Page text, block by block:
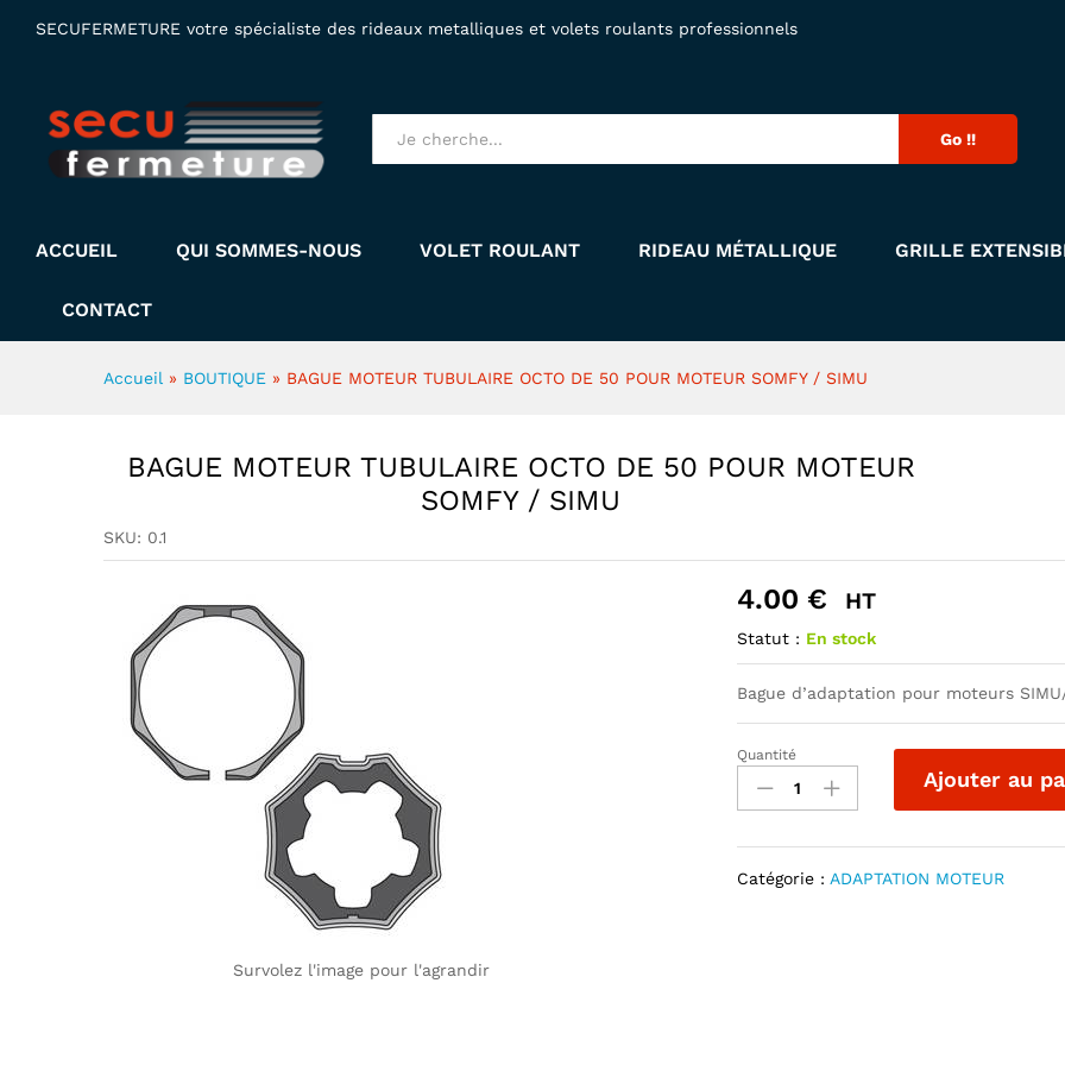
SECUFERMETURE votre spécialiste des rideaux metalliques et volets roulants professionnels
Tous produits Go !!
ACCUEIL QUI SOMMES-NOUS VOLET ROULANT RIDEAU MÉTALLIQUE GRILLE
CONTACT
Accueil » BOUTIQUE » BAGUE MOTEUR TUBULAIRE OCTO DE 50 POUR MOTEUR SOMFY / SIMU
BAGUE MOTEUR TUBULAIRE OCTO DE 50 POUR MOTEUR
SOMFY / SIMU
SKU: 0.1
Survolez l'image pour l'agrandir
4.00 € HT
Statut : En stock
Bague d’adaptation pour moteurs
BAGUE
MOTEUR
TUBULAIRE
50
Quantité
Ajouter au
Catégorie : ADAPTATION MOTEUR
Description